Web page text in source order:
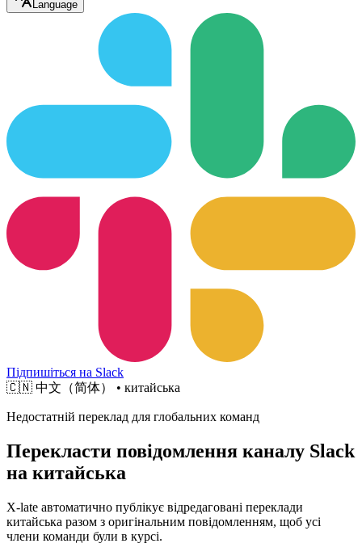
Language
Підпишіться на Slack
🇨🇳 中文（简体） • китайська
Недостатній переклад для глобальних команд
Перекласти повідомлення каналу Slack
на китайська
X-late автоматично публікує відредаговані переклади
китайська разом з оригінальним повідомленням, щоб усі
члени команди були в курсі.